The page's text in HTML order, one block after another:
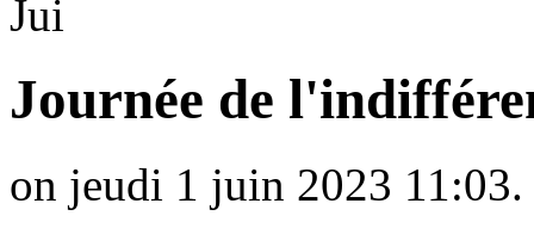
Jui
Journée de
on jeudi 1 juin 2023 11:03.